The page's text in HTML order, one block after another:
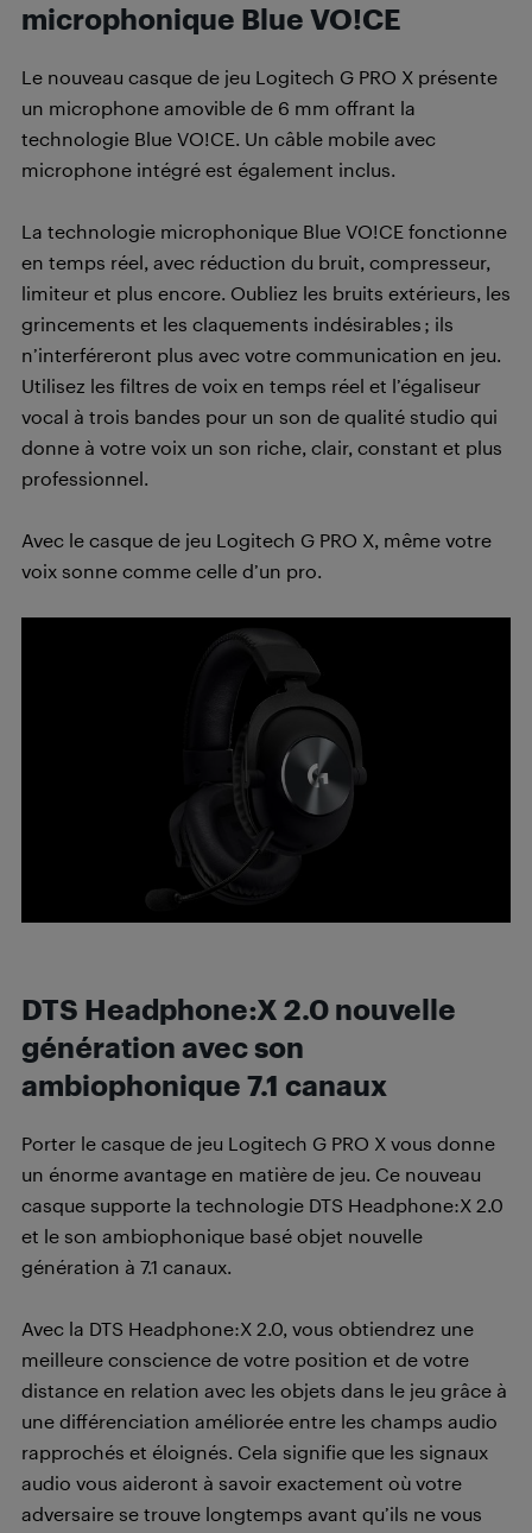
microphonique Blue VO!CE
Le nouveau casque de jeu Logitech G PRO X présente
un microphone amovible de 6 mm offrant la
technologie Blue VO!CE. Un câble mobile avec
microphone intégré est également inclus.
La technologie microphonique Blue VO!CE fonctionne
en temps réel, avec réduction du bruit, compresseur,
limiteur et plus encore. Oubliez les bruits extérieurs, les
grincements et les claquements indésirables ; ils
n’interféreront plus avec votre communication en jeu.
Utilisez les filtres de voix en temps réel et l’égaliseur
vocal à trois bandes pour un son de qualité studio qui
donne à votre voix un son riche, clair, constant et plus
professionnel.
Avec le casque de jeu Logitech G PRO X, même votre
voix sonne comme celle d’un pro.
DTS Headphone:X 2.0 nouvelle
génération avec son
ambiophonique 7.1 canaux
Porter le casque de jeu Logitech G PRO X vous donne
un énorme avantage en matière de jeu. Ce nouveau
casque supporte la technologie DTS Headphone:X 2.0
et le son ambiophonique basé objet nouvelle
génération à 7.1 canaux.
Avec la DTS Headphone:X 2.0, vous obtiendrez une
meilleure conscience de votre position et de votre
distance en relation avec les objets dans le jeu grâce à
une différenciation améliorée entre les champs audio
rapprochés et éloignés. Cela signifie que les signaux
audio vous aideront à savoir exactement où votre
adversaire se trouve longtemps avant qu’ils ne vous